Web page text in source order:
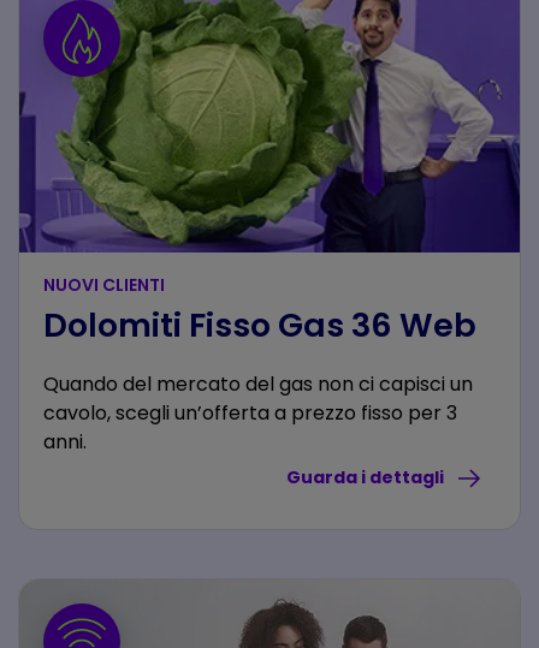
NUOVI CLIENTI
Dolomiti Fisso Gas 36 Web
Quando del mercato del gas non ci capisci un
cavolo, scegli un’offerta a prezzo fisso per 3
anni.
Guarda i dettagli